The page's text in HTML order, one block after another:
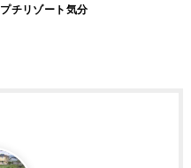
プチリゾート気分